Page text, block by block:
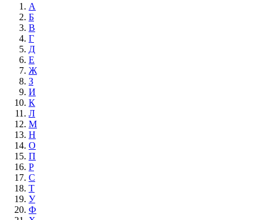
А
Б
В
Г
Д
Е
Ж
З
И
К
Л
М
Н
О
П
Р
С
Т
У
Ф